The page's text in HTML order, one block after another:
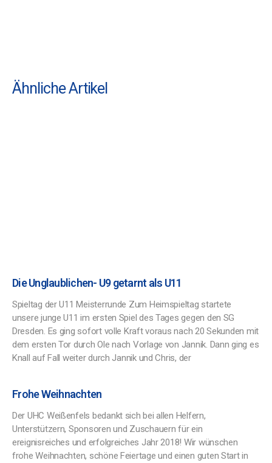
Ähnliche Artikel
Die Unglaublichen- U9 getarnt als U11
Spieltag der U11 Meisterrunde Zum Heimspieltag startete
unsere junge U11 im ersten Spiel des Tages gegen den SG
Dresden. Es ging sofort volle Kraft voraus nach 20 Sekunden mit
dem ersten Tor durch Ole nach Vorlage von Jannik. Dann ging es
Knall auf Fall weiter durch Jannik und Chris, der
Frohe Weihnachten
Der UHC Weißenfels bedankt sich bei allen Helfern,
Unterstützern, Sponsoren und Zuschauern für ein
ereignisreiches und erfolgreiches Jahr 2018! Wir wünschen
frohe Weihnachten, schöne Feiertage und einen guten Start in